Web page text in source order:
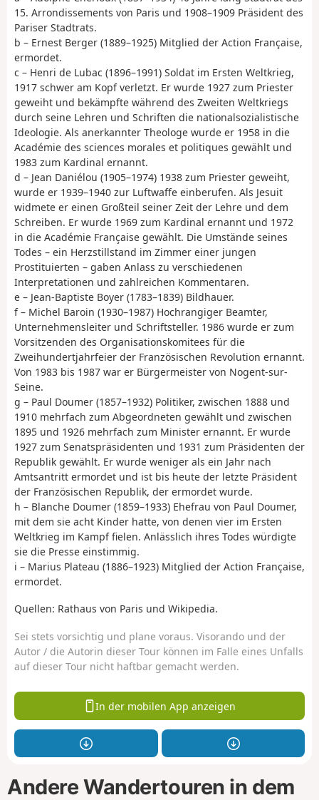
15. Arrondissements von Paris und 1908–1909 Präsident des
Pariser Stadtrats.
b – Ernest Berger (1889–1925) Mitglied der Action Française,
ermordet.
c – Henri de Lubac (1896–1991) Soldat im Ersten Weltkrieg,
1917 schwer am Kopf verletzt. Er wurde 1927 zum Priester
geweiht und bekämpfte während des Zweiten Weltkriegs
durch seine Lehren und Schriften die nationalsozialistische
Ideologie. Als anerkannter Theologe wurde er 1958 in die
Académie des sciences morales et politiques gewählt und
1983 zum Kardinal ernannt.
d – Jean Daniélou (1905–1974) 1938 zum Priester geweiht,
wurde er 1939–1940 zur Luftwaffe einberufen. Als Jesuit
widmete er einen Großteil seiner Zeit der Lehre und dem
Schreiben. Er wurde 1969 zum Kardinal ernannt und 1972
in die Académie Française gewählt. Die Umstände seines
Todes – ein Herzstillstand im Zimmer einer jungen
Prostituierten – gaben Anlass zu verschiedenen
Interpretationen und zahlreichen Kommentaren.
e – Jean-Baptiste Boyer (1783–1839) Bildhauer.
f – Michel Baroin (1930–1987) Hochrangiger Beamter,
Unternehmensleiter und Schriftsteller. 1986 wurde er zum
Vorsitzenden des Organisationskomitees für die
Zweihundertjahrfeier der Französischen Revolution ernannt.
Von 1983 bis 1987 war er Bürgermeister von Nogent-sur-
Seine.
g – Paul Doumer (1857–1932) Politiker, zwischen 1888 und
1910 mehrfach zum Abgeordneten gewählt und zwischen
1895 und 1926 mehrfach zum Minister ernannt. Er wurde
1927 zum Senatspräsidenten und 1931 zum Präsidenten der
Republik gewählt. Er wurde weniger als ein Jahr nach
Amtsantritt ermordet und ist bis heute der letzte Präsident
der Französischen Republik, der ermordet wurde.
h – Blanche Doumer (1859–1933) Ehefrau von Paul Doumer,
mit dem sie acht Kinder hatte, von denen vier im Ersten
Weltkrieg im Kampf fielen. Anlässlich ihres Todes würdigte
sie die Presse einstimmig.
i – Marius Plateau (1886–1923) Mitglied der Action Française,
ermordet.
Quellen: Rathaus von Paris und Wikipedia.
Sei stets vorsichtig und plane voraus. Visorando und der
Autor / die Autorin dieser Tour können im Falle eines Unfalls
auf dieser Tour nicht haftbar gemacht werden.
In der mobilen App anzeigen
Andere Wandertouren in dem